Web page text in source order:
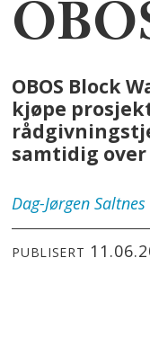
OBOS Block
kjøpe
samtidig
Dag-Jørgen Saltnes
PUBLISERT